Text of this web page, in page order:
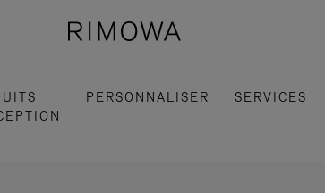
PERSONNALISER SERVICES